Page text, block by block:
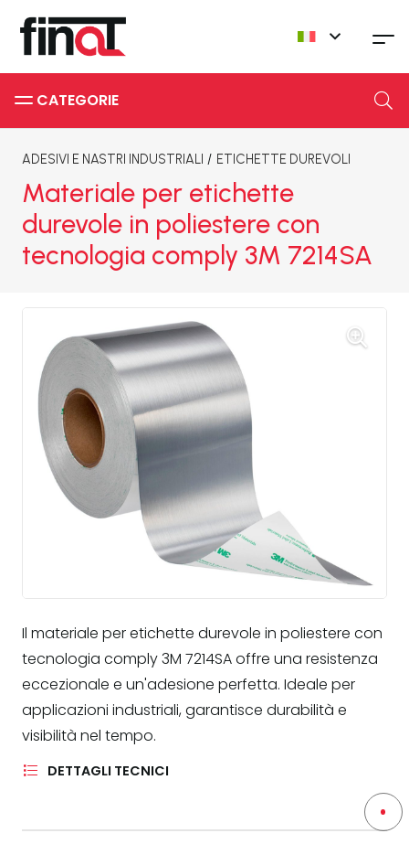
CATEGORIE
ADESIVI E NASTRI INDUSTRIALI / ETICHETTE DUREVOLI
Materiale per etichette
durevole in poliestere con
tecnologia comply 3M 7214SA
Il materiale per etichette durevole in poliestere con
tecnologia comply 3M 7214SA offre una resistenza
eccezionale e un'adesione perfetta. Ideale per
applicazioni industriali, garantisce durabilità e
visibilità nel tempo.
DETTAGLI TECNICI